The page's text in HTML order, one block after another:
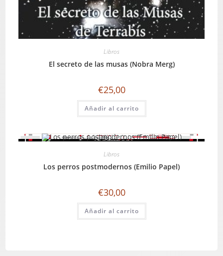
Libros
El secreto de las musas (Nobra Merg)
€25,00
Añadir al carrito
Libros
Los perros postmodernos (Emilio Papel)
€30,00
Añadir al carrito